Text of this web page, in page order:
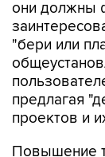
"бери или
предлагая
проектов и
Повышение